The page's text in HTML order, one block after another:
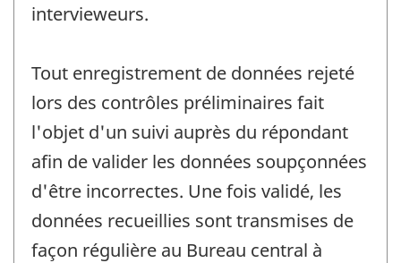
intervieweurs.
Tout enregistrement de données rejeté
lors des contrôles préliminaires fait
l'objet d'un suivi auprès du répondant
afin de valider les données soupçonnées
d'être incorrectes. Une fois validé, les
données recueillies sont transmises de
façon régulière au Bureau central à